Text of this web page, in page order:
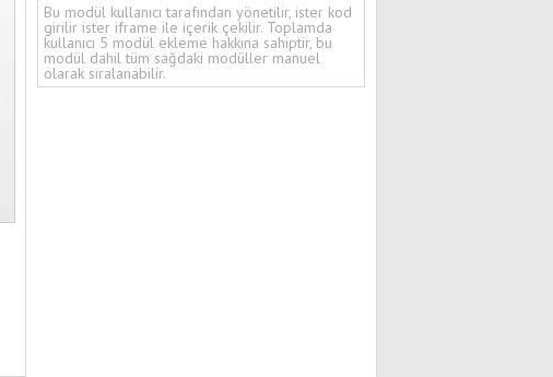
Bu modül kullanıcı tarafından yönetilir, ister kod
girilir ister iframe ile içerik çekilir. Toplamda
kullanıcı 5 modül ekleme hakkına sahiptir, bu
modül dahil tüm sağdaki modüller manuel
olarak sıralanabilir.